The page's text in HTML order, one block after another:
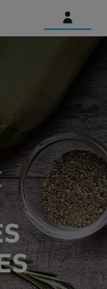
aquí